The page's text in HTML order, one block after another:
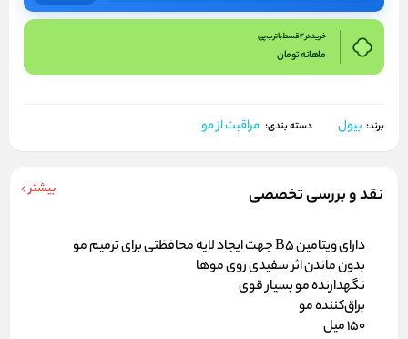
خرید در 4 قسط با ترب پی
ماهانهتومان
برند: بیول دسته بندی: مراقبت از مو
نقد و بررسی تخصصی بیشتر
دارای ویتامین B5 جهت ایجاد لایه محافظتی برای ترمیم مو
بدون ماندن اثر سفیدی روی موها
نگهدارنده مو بسیار قوی
براق‌کننده مو
150 میل